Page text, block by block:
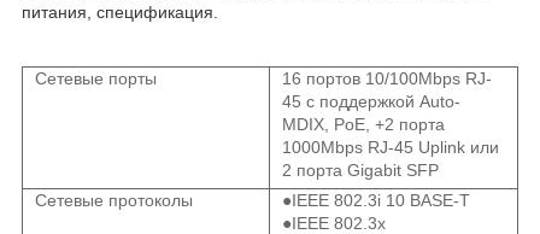
питания, спецификация.
Сетевые порты
16 портов 10/100Mbps RJ-
45 с поддержкой Auto-
MDIX, PoE, +2 порта
1000Mbps RJ-45 Uplink или
2 порта Gigabit SFP
Сетевые протоколы
●IEEE 802.3i 10 BASE-T
●IEEE 802.3x